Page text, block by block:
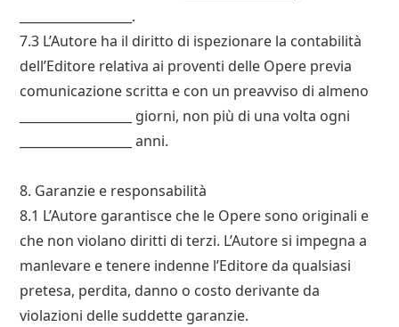
__________________.
7.3 L’Autore ha il diritto di ispezionare la contabilità
dell’Editore relativa ai proventi delle Opere previa
comunicazione scritta e con un preavviso di almeno
__________________ giorni, non più di una volta ogni
__________________ anni.
8. Garanzie e responsabilità
8.1 L’Autore garantisce che le Opere sono originali e
che non violano diritti di terzi. L’Autore si impegna a
manlevare e tenere indenne l’Editore da qualsiasi
pretesa, perdita, danno o costo derivante da
violazioni delle suddette garanzie.